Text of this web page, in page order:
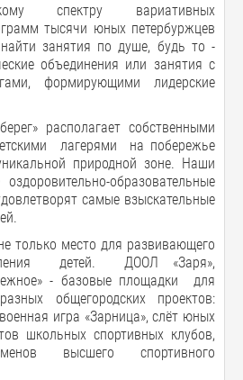
спектру вариативных
тысячи юных петербуржцев
занятия по душе, будь то -
объединения или занятия с
формирующими лидерские
располагает собственными
лагерями на побережье
природной зоне. Наши
образовательные
самые взыскательные
только место для развивающего
детей. ДООЛ «Заря»,
- базовые площадки для
общегородских проектов:
игра «Зарница», слёт юных
школьных спортивных клубов,
высшего спортивного